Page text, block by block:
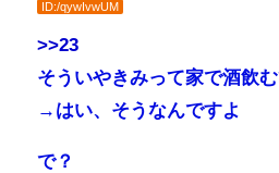
ID:/qywIvwUM
>>23
そういやきみって家で酒飲
→はい、そうなんですよ
で？